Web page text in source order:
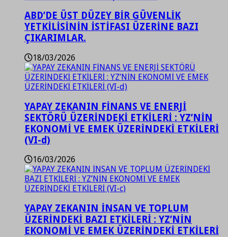
ABD’DE ÜST DÜZEY BİR GÜVENLİK
YETKİLİSİNİN İSTİFASI ÜZERİNE BAZI
ÇIKARIMLAR.
18/03/2026
YAPAY ZEKANIN FİNANS VE ENERJİ
SEKTÖRÜ ÜZERİNDEKİ ETKİLERİ : YZ’NİN
EKONOMİ VE EMEK ÜZERİNDEKİ ETKİLERİ
(VI-d)
16/03/2026
YAPAY ZEKANIN İNSAN VE TOPLUM
ÜZERİNDEKİ BAZI ETKİLERİ : YZ’NİN
EKONOMİ VE EMEK ÜZERİNDEKİ ETKİLERİ